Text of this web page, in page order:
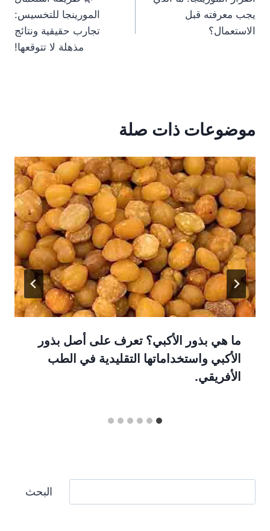
المقالات
يجب معرفته قبل
الاستعمال؟
المورينجا للتخسيس:
تجارب حقيقية ونتائج
مذهلة لا تتوقعها!
موضوعات ذات صلة
ما هي بذور الأكبي؟ تعرف على أصل بذور
الأكبي واستخداماتها التقليدية في الطب
الأفريقي.
البحث